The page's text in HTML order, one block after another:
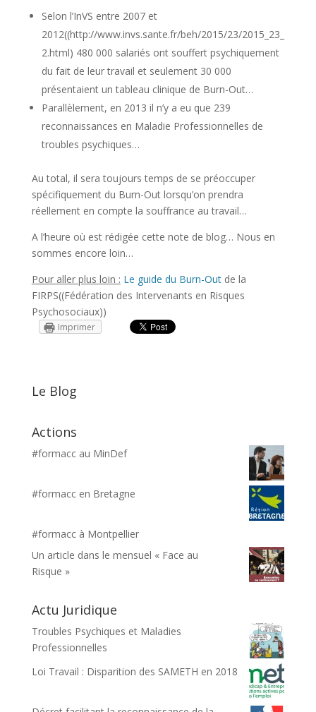
Selon l’InVS entre 2007 et
2012((http://www.invs.sante.fr/beh/2015/23/2015_23_
2.html) 480 000 salariés ont souffert psychiquement
du fait de leur travail et seulement 30 000
présentaient un tableau clinique de Burn-Out…
Parallèlement, en 2013 il n’y a eu que 239
reconnaissances en Maladie Professionnelles de
troubles psychiques…
Au total, il sera toujours temps de se préoccuper
spécifiquement du Burn-Out lorsqu’on prendra
réellement en compte la souffrance au travail…
A l’heure où est rédigée cette note de blog… Nous en
sommes encore loin…
Pour aller plus loin : Le guide du Burn-Outde la
FIRPS((Fédération des Intervenants en Risques
Psychosociaux))
Imprimer
Le Blog
Actions
#formacc au MinDef
#formacc en Bretagne
#formacc à Montpellier
Un article dans le mensuel « Face au
Risque »
Actu Juridique
Troubles Psychiques et Maladies
Professionnelles
Loi Travail : Disparition des SAMETH en 2018